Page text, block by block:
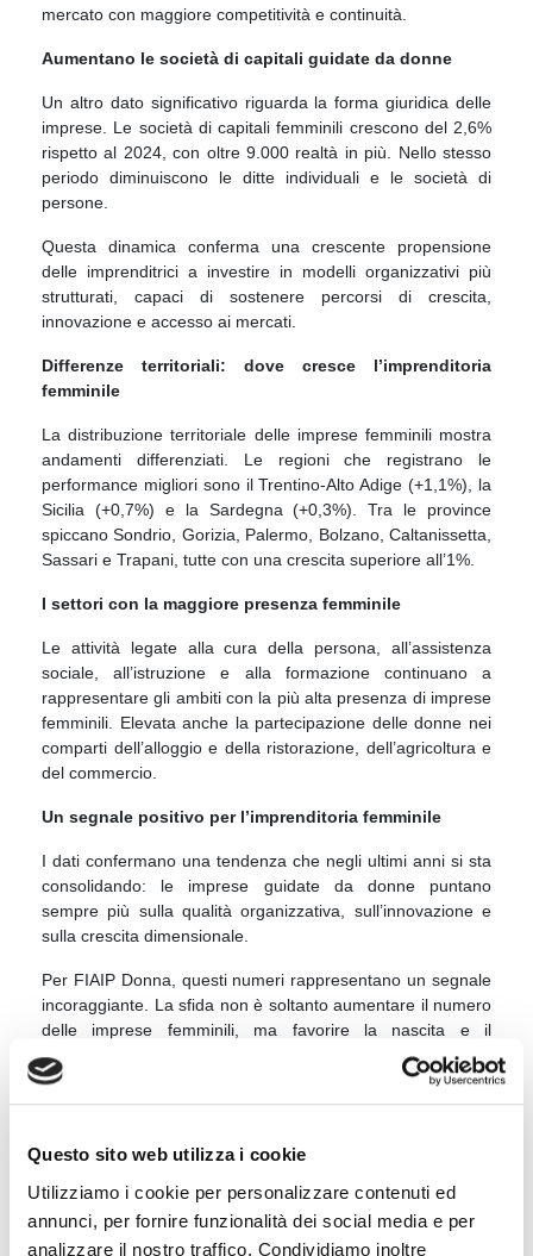
Questo sito web utilizza i cookie
Utilizziamo i cookie per personalizzare contenuti ed
annunci, per fornire funzionalità dei social media e per
analizzare il nostro traffico. Condividiamo inoltre
mercato con maggiore competitività e continuità.
Aumentano le società di capitali guidate da donne
Un altro dato significativo riguarda la forma giuridica delle
imprese. Le società di capitali femminili crescono del 2,6%
rispetto al 2024, con oltre 9.000 realtà in più. Nello stesso
periodo diminuiscono le ditte individuali e le società di
persone.
Questa dinamica conferma una crescente propensione
delle imprenditrici a investire in modelli organizzativi più
strutturati, capaci di sostenere percorsi di crescita,
innovazione e accesso ai mercati.
Differenze territoriali: dove cresce l’imprenditoria
femminile
La distribuzione territoriale delle imprese femminili mostra
andamenti differenziati. Le regioni che registrano le
performance migliori sono il Trentino-Alto Adige (+1,1%), la
Sicilia (+0,7%) e la Sardegna (+0,3%). Tra le province
spiccano Sondrio, Gorizia, Palermo, Bolzano, Caltanissetta,
Sassari e Trapani, tutte con una crescita superiore all’1%.
I settori con la maggiore presenza femminile
Le attività legate alla cura della persona, all’assistenza
sociale, all’istruzione e alla formazione continuano a
rappresentare gli ambiti con la più alta presenza di imprese
femminili. Elevata anche la partecipazione delle donne nei
comparti dell’alloggio e della ristorazione, dell’agricoltura e
del commercio.
Un segnale positivo per l’imprenditoria femminile
I dati confermano una tendenza che negli ultimi anni si sta
consolidando: le imprese guidate da donne puntano
sempre più sulla qualità organizzativa, sull’innovazione e
sulla crescita dimensionale.
Per FIAIP Donna, questi numeri rappresentano un segnale
incoraggiante. La sfida non è soltanto aumentare il numero
delle imprese femminili, ma favorire la nascita e il
consolidamento di realtà capaci di creare valore,
occupazione e opportunità di sviluppo, contribuendo a
ridurre il divario di genere nel mondo economico e